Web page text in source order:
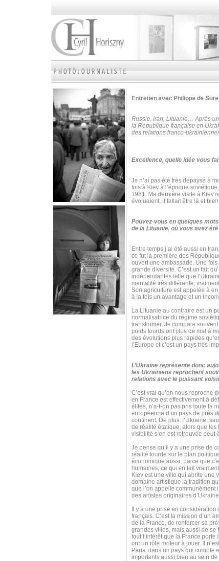
Entretien avec Philippe de
Russie, Iran, Lituanie… Après
la République française en
des relations franco-
Excellence, quelle idée vous
Je n’ai pas été très dépaysé à
fois à Kiev à l’époque
1981. Ma dernière visite à Kiev
évoluaient, il fallait être là et
Pouvez-vous en quelques
de la Lituanie, où vous avez
Entre temps j’ai été aussi en
ce fut la première des
ouvert une ambassade. Une
grande diversité. C’est un fait
indépendantes telle que
mentalité très différente,
Son agriculture est appelée à
à la fois un avantage et un
La Lituanie au contraire est un
normalisatrice du régime
transformer. Je compare
poids lourds ont plus de mal à
des évolutions plus rapides
l’Europe et c’est un pays très
L’Ukraine représente donc
les Ukrainiens reprochent
relations avec le puissant
C’est vrai qu’on nous reproche
en France est effectivement à
élites, n’a-t-on pas pris toute la
européenne d’un pays de près
continent. De plus, l’Ukraine,
de réalité étatique, alors que les
visibilité s’en est retrouvée
Je pense qu’il y a une prise de
réalité lourde sur le plan
économique aussi, parce que
humaines, ce qui en fait
Kiev est une ville qui abrite une
domaine artistique la tradition
que l’on appelle communément
des artistes originaires
Il y a une prise en
français. C’est la mission d’un
de la France, de renforcer sa
grandes villes, mais aussi de se
tout l’intérêt que la France
ont un rôle moteur à jouer. Il
Paris, dans un pays qui compte
importants aussi bien au sein de